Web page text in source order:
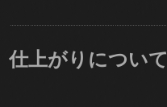
仕上がりについて